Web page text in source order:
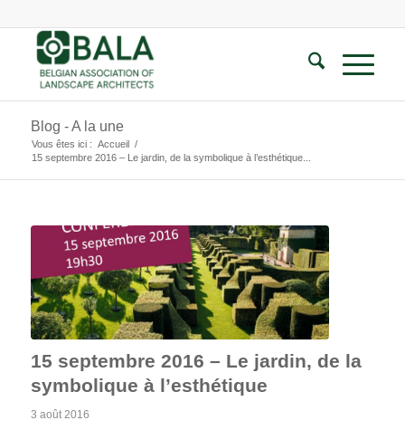
Blog - A la une
Vous êtes ici : Accueil /
15 septembre 2016 – Le jardin, de la symbolique à l’esthétique...
15 septembre 2016 – Le jardin, de la
symbolique à l’esthétique
3 août 2016